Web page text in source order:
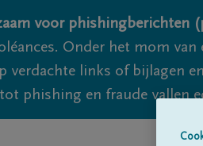
voor phishingberichten
Onder het mom
verdachte links of bijlagen
phishing en fraude vallen